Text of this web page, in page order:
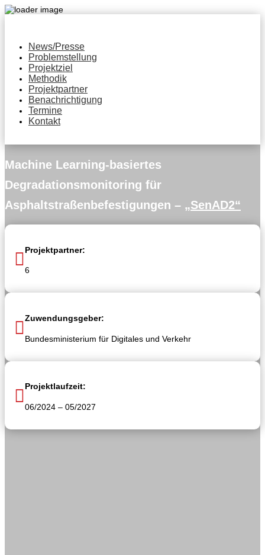
News/Presse
Problemstellung
Projektziel
Methodik
Projektpartner
Benachrichtigung
Termine
Kontakt
Machine Learning-basiertes
Degradationsmonitoring für
Asphaltstraßenbefestigungen – „SenAD2“
 Projektpartner:
6
Zuwendungsgeber:
Bundesministerium für Digitales und Verkehr
Projektlaufzeit:
06/2024 – 05/2027